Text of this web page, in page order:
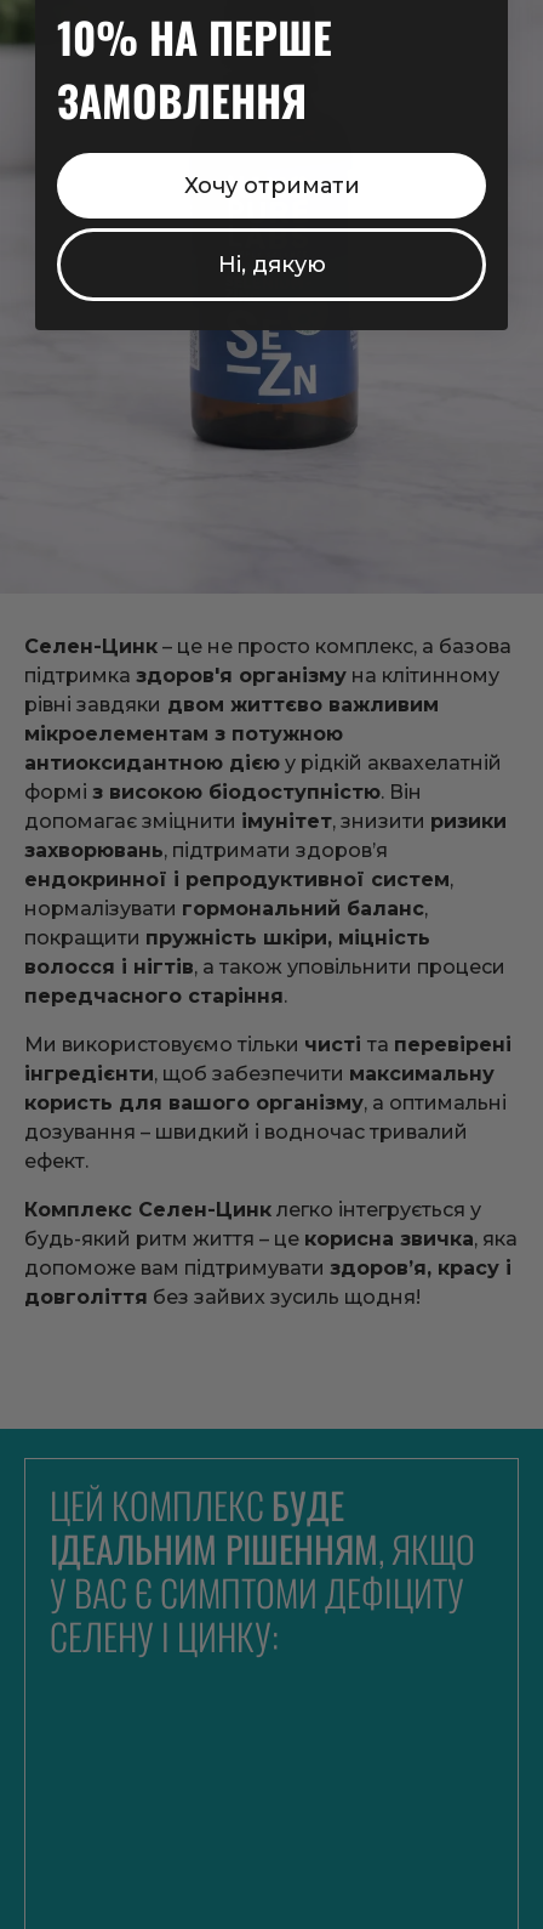
Селен-Цинк – це не просто комплекс, а базова
підтримка здоров'я організму на клітинному
рівні завдяки двом життєво важливим
мікроелементам з потужною
антиоксидантною дією у рідкій аквахелатній
формі з високою біодоступністю. Він
допомагає зміцнити імунітет, знизити ризики
захворювань, підтримати здоров’я
ендокринної і репродуктивної систем,
нормалізувати гормональний баланс,
покращити пружність шкіри, міцність
волосся і нігтів, а також уповільнити процеси
передчасного старіння.
Ми використовуємо тільки чисті та перевірені
інгредієнти, щоб забезпечити максимальну
користь для вашого організму, а оптимальні
дозування – швидкий і водночас тривалий
ефект.
Комплекс Селен-Цинк легко інтегрується у
будь-який ритм життя – це корисна звичка, яка
допоможе вам підтримувати здоров’я, красу і
довголіття без зайвих зусиль щодня!
ЦЕЙ КОМПЛЕКС БУДЕ
ІДЕАЛЬНИМ РІШЕННЯМ, ЯКЩО
У ВАС Є СИМПТОМИ ДЕФІЦИТУ
СЕЛЕНУ І ЦИНКУ:
10% НА ПЕРШЕ
ЗАМОВЛЕННЯ
Хочу отримати
Ні, дякую